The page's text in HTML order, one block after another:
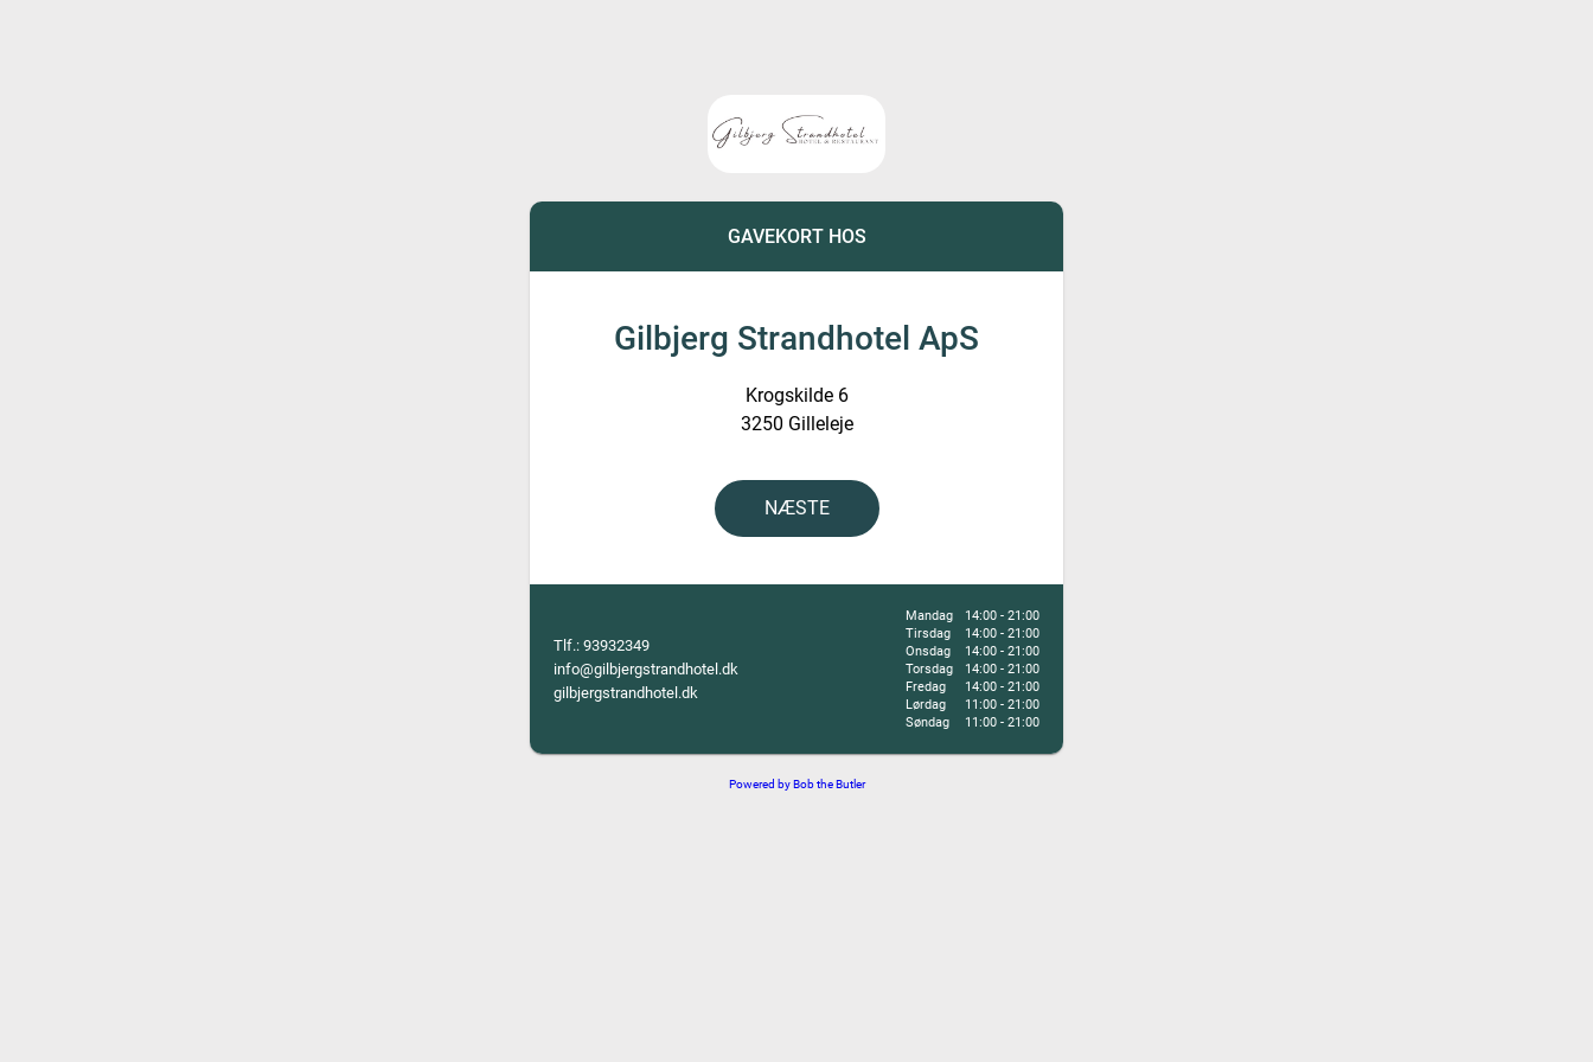
GAVEKORT HOS
Gilbjerg Strandhotel ApS
Krogskilde 6
3250 Gilleleje
NÆSTE
Tlf.: 93932349
info@gilbjergstrandhotel.dk
gilbjergstrandhotel.dk
Mandag
14:00 - 21:00
Tirsdag
14:00 - 21:00
Onsdag
14:00 - 21:00
Torsdag
14:00 - 21:00
Fredag
14:00 - 21:00
Lørdag
11:00 - 21:00
Søndag
11:00 - 21:00
Powered by Bob the Butler